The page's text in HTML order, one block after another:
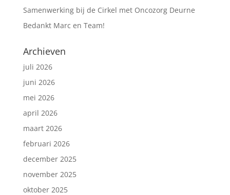
Samenwerking bij de Cirkel met Oncozorg Deurne
Bedankt Marc en Team!
Archieven
juli 2026
juni 2026
mei 2026
april 2026
maart 2026
februari 2026
december 2025
november 2025
oktober 2025